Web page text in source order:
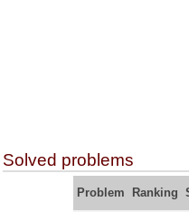
Solved problems
Problem Ranking